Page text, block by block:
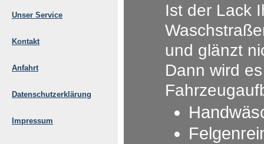
Unser Service
Kontakt
Anfahrt
Datenschutzerklärung
Impressum
Ist der Lack
und glänzt
Dann wird